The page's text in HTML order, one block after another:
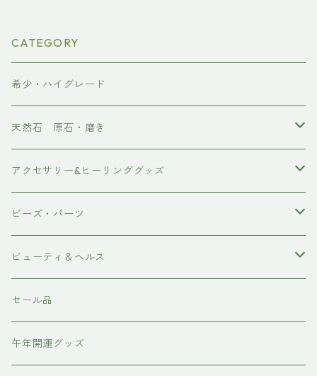
CATEGORY
希少・ハイグレード
天然石 原石・磨き
原石
ポイント
磨き
アクセサリー&ヒーリンググッズ
ブレスレット
ネックレス・ペンダント
ピアス・イアリング
スピリチュアルグッズ
ビーズ・パーツ
天然石ビーズ
天使の羽シリーズ
各種パーツ
ビューティ＆ヘルス
ドテラ doTERRA
テラヘルツ・ホルミシス
セール品
午年開運グッズ